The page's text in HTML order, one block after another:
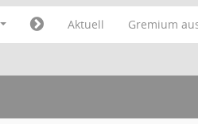
Aktuell Gremium